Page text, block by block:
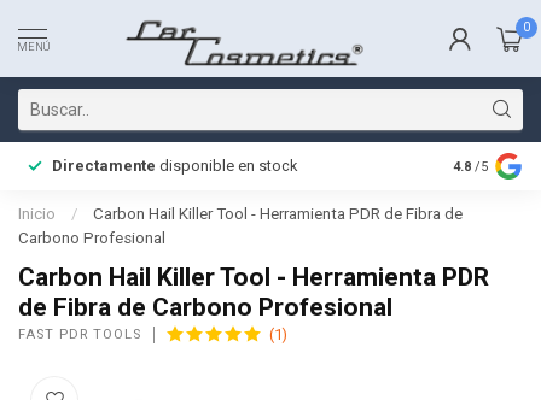
MENÚ
0
Directamente disponible en stock Entrega
4.8 /5
Inicio /
Carbon Hail Killer Tool - Herramienta PDR de Fibra de
Carbono Profesional
Carbon Hail Killer Tool - Herramienta PDR
de Fibra de Carbono Profesional
FAST PDR TOOLS (1)